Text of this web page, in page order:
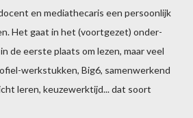
en mediathecaris een persoonlijk
Het gaat in het (voortgezet) onder-
de eerste plaats om lezen, maar veel
werkstukken, Big6, samenwerkend
leren, keuzewerktijd... dat soort